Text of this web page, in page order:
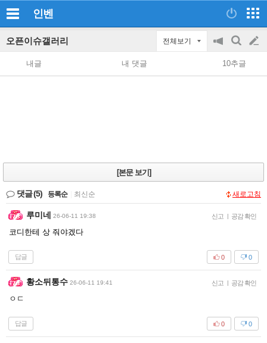
인벤
오픈이슈갤러리 전체보기
공
지
on/off
검
색
글
쓰
내글 내 댓글 10추글
[본문 보기]
댓글(5) 등록순 최신순 새로고침
루미네 26-06-11 19:38 신고 | 공감 확인
코디한테 상 줘야겠다
답글 0
0
황소뒤통수 26-06-11 19:41 신고 | 공감 확인
ㅇㄷ
답글 0
0